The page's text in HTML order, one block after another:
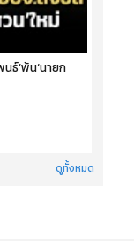
ธ์’พ้น‘นายก
ดูทั้งหมด